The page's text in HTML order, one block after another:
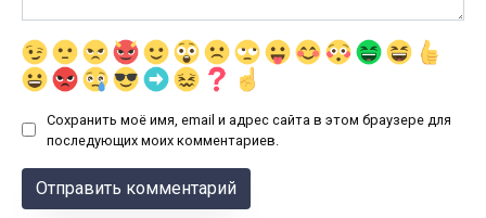
Сохранить моё имя, email и адрес сайта в этом браузере для
последующих моих комментариев.